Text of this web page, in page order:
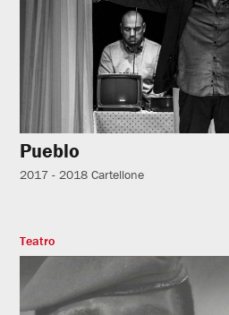
Pueblo
2017 - 2018 Cartellone
Teatro